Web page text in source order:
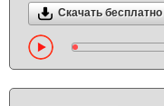
Скачать бесплатно